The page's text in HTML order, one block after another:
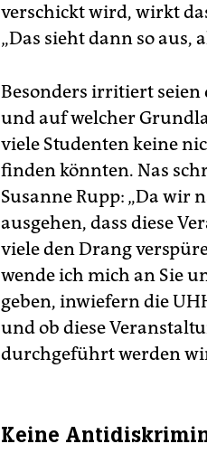
verschickt wird, wirkt
„Das sieht dann so aus,
Besonders irritiert seien
und auf welcher
viele Studenten keine
finden könnten. Nas
Susanne Rupp: „Da wir
ausgehen, dass diese
viele den Drang
wende ich mich an Sie
geben, inwiefern die
und ob diese
durchgeführt werden
Keine